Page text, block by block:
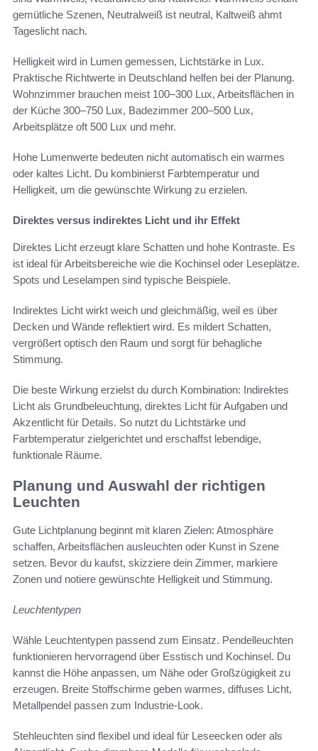
gemütliche Szenen, Neutralweiß ist neutral, Kaltweiß ahmt
Tageslicht nach.
Helligkeit wird in Lumen gemessen, Lichtstärke in Lux.
Praktische Richtwerte in Deutschland helfen bei der Planung.
Wohnzimmer brauchen meist 100–300 Lux, Arbeitsflächen in
der Küche 300–750 Lux, Badezimmer 200–500 Lux,
Arbeitsplätze oft 500 Lux und mehr.
Hohe Lumenwerte bedeuten nicht automatisch ein warmes
oder kaltes Licht. Du kombinierst Farbtemperatur und
Helligkeit, um die gewünschte Wirkung zu erzielen.
Direktes versus indirektes Licht und ihr Effekt
Direktes Licht erzeugt klare Schatten und hohe Kontraste. Es
ist ideal für Arbeitsbereiche wie die Kochinsel oder Leseplätze.
Spots und Leselampen sind typische Beispiele.
Indirektes Licht wirkt weich und gleichmäßig, weil es über
Decken und Wände reflektiert wird. Es mildert Schatten,
vergrößert optisch den Raum und sorgt für behagliche
Stimmung.
Die beste Wirkung erzielst du durch Kombination: Indirektes
Licht als Grundbeleuchtung, direktes Licht für Aufgaben und
Akzentlicht für Details. So nutzt du Lichtstärke und
Farbtemperatur zielgerichtet und erschaffst lebendige,
funktionale Räume.
Planung und Auswahl der richtigen
Leuchten
Gute Lichtplanung beginnt mit klaren Zielen: Atmosphäre
schaffen, Arbeitsflächen ausleuchten oder Kunst in Szene
setzen. Bevor du kaufst, skizziere dein Zimmer, markiere
Zonen und notiere gewünschte Helligkeit und Stimmung.
Leuchtentypen
Wähle Leuchtentypen passend zum Einsatz. Pendelleuchten
funktionieren hervorragend über Esstisch und Kochinsel. Du
kannst die Höhe anpassen, um Nähe oder Großzügigkeit zu
erzeugen. Breite Stoffschirme geben warmes, diffuses Licht,
Metallpendel passen zum Industrie-Look.
Stehleuchten sind flexibel und ideal für Leseecken oder als